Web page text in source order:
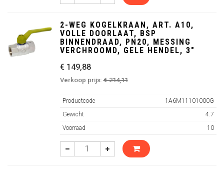
2-WEG KOGELKRAAN, ART. A10,
VOLLE DOORLAAT, BSP
BINNENDRAAD, PN20, MESSING
VERCHROOMD, GELE HENDEL, 3"
€ 149,88
Verkoop prijs:€ 214,11
Productcode
1A6M11101000G
Gewicht
4.7
Voorraad
10